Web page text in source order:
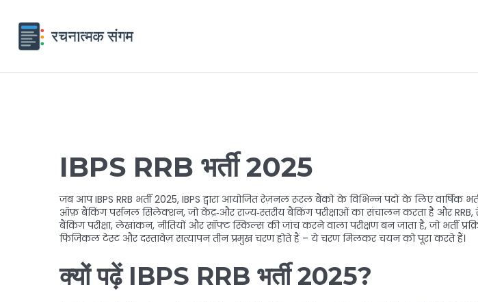
IBPS RRB भर्ती 2025
जब आपIBPS RRB भर्ती 2025, IBPS द्वारा आयोजित रेज़नल रूरल बैंकों के विभिन्न पदों के लिए वार्षिक भर्ती
ऑफ़ बैंकिंग पर्सनल सिलेक्शन, जो केंद्र‑और राज्य‑स्तरीय बैंकिंग परीक्षाओं का संचालन करता है औरRRB,
बैंकिंग परीक्षा,लेखांकन, नीतियों और सॉफ्ट स्किल्स की जांच करने वाला परीक्षणबन जाता है, जो भर्ती
फिजिकल टेस्ट और दस्तावेज़ सत्यापन तीन प्रमुख चरण होते हैं – ये चरण मिलकर चयन को पूरा करते हैं।
क्यों पढ़ें IBPS RRB भर्ती 2025?